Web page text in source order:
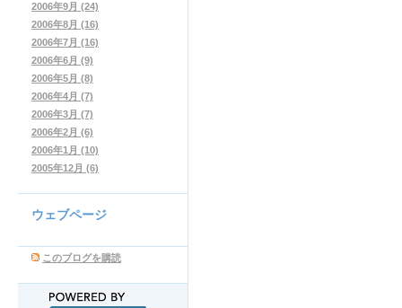
2006年9月 (24)
2006年8月 (16)
2006年7月 (16)
2006年6月 (9)
2006年5月 (8)
2006年4月 (7)
2006年3月 (7)
2006年2月 (6)
2006年1月 (10)
2005年12月 (6)
ウェブページ
このブログを購読